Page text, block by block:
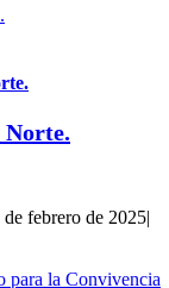
Norte.
de febrero de 2025|
para la Convivencia